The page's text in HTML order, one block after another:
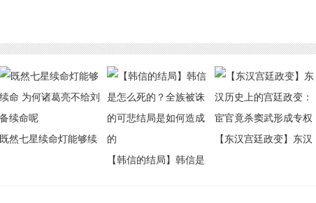
既然七星续命灯能够续
【韩信的结局】韩信是
【东汉宫廷政变】东汉